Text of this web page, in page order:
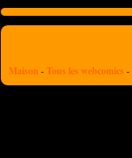
Maison -Tous les webcomics -